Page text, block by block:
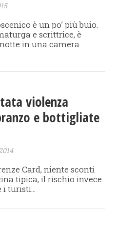
è un po’ più buio.
e scrittrice, è
in una camera...
violenza
e bottigliate
Card, niente sconti
tipica, il rischio invece
turisti...